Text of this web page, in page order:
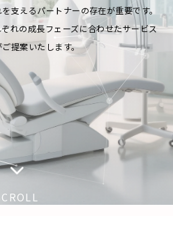
支えるパートナーの存在が重要です。
れの成長フェーズに合わせたサービス
提案いたします。